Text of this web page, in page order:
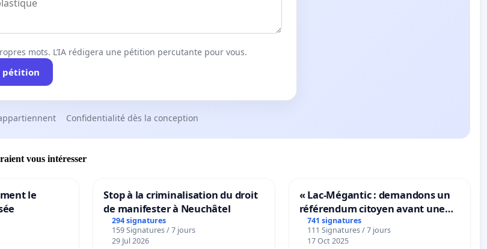
mots. L’IA rédigera une pétition percutante pour vous.
pétition
Confidentialité dès la conception
vous intéresser
le
Stop à la criminalisation du droit
de manifester à Neuchâtel
294 signatures
159 Signatures / 7 jours
29 Jul 2026
« Lac-Mégantic : demandons un
référendum citoyen avant une
transformation irréversible de
notre territoire »
741 signatures
111 Signatures / 7 jours
17 Oct 2025